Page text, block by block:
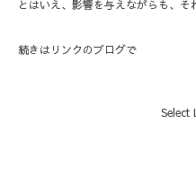
とはいえ、影響を与えながらも、そ
続きは リンクのブログで
Select